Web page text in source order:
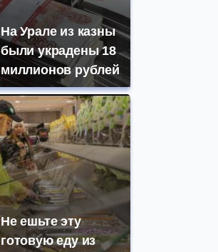
На Урале из казны
были украдены 18
миллионов рублей
Не ешьте эту
готовую еду из